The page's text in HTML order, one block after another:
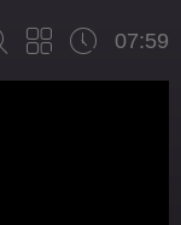
07:59